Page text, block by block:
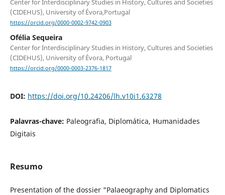
Center for Interdisciplinary Studies in History, Cultures and Societies
(CIDEHUS), University of Évora,Portugal
https://orcid.org/0000-0002-9742-0903
Ofélia Sequeira
Center for Interdisciplinary Studies in History, Cultures and Societies
(CIDEHUS), University of Évora, Portugal
https://orcid.org/0000-0003-2376-1817
DOI: https://doi.org/10.24206/lh.v10i1.63278
Palavras-chave: Paleografia, Diplomática, Humanidades
Digitais
Resumo
Presentation of the dossier "Palaeography and Diplomatics